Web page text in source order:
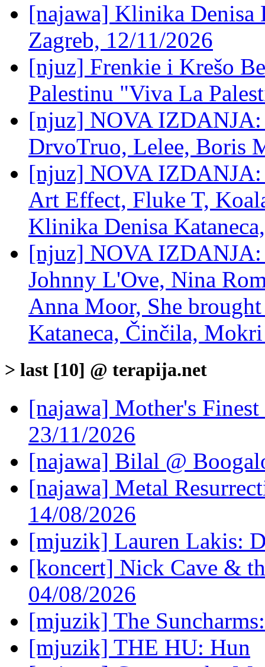
[najawa] Klinika Denisa
Zagreb, 12/11/2026
[njuz] Frenkie i Krešo
Palestinu "Viva La
[njuz] NOVA
DrvoTruo, Lelee, Boris
[njuz] NOVA IZDANJA:
Art Effect, Fluke T,
Klinika Denisa
[njuz] NOVA IZDANJA:
Johnny L'Ove, Nina
Anna Moor, She
Kataneca, Činčila,
> last [10] @ terapija.net
[najawa] Mother's
23/11/2026
[najawa] Bilal @
[najawa] Metal
14/08/2026
[mjuzik] Lauren Lakis:
[koncert] Nick Cave &
04/08/2026
[mjuzik] The
[mjuzik] THE HU: Hun